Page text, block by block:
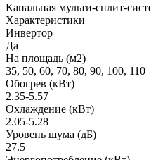
Канальная мульти-сплит-
Характеристики
Инвертор
Да
На площадь (м2)
35, 50, 60, 70, 80, 90, 100, 110
Обогрев (кВт)
2.35-5.57
Охлаждение (кВт)
2.05-5.28
Уровень шума (дБ)
27.5